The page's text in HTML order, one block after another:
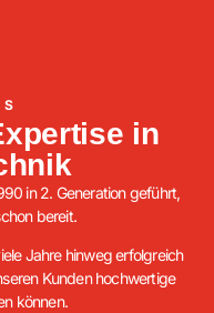
in
in 2. Generation geführt,
bereit.
Jahre hinweg erfolgreich
Kunden hochwertige
können.